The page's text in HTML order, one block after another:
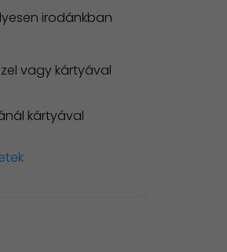
irodánkban
vagy kártyával
kártyával